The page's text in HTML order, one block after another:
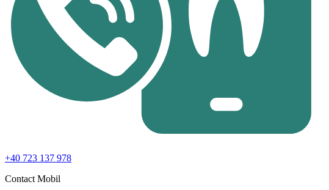
+40 723 137 978
Contact Mobil